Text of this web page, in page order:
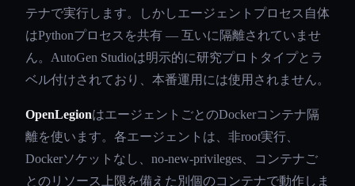
テナで実行します。しかしエージェントプロセス自体
はPythonプロセスを共有 — 互いに隔離されていませ
ん。AutoGen Studioは明示的に研究プロトタイプとラ
ベル付けされており、本番運用には使用されません。
OpenLegionはエージェントごとのDockerコンテナ隔
離を使います。各エージェントは、非root実行、
Dockerソケットなし、no-new-privileges、コンテナご
とのリソース上限を備えた別個のコンテナで動作しま